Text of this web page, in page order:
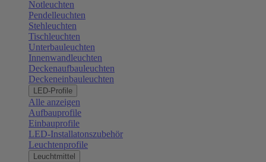
Notleuchten
Pendelleuchten
Stehleuchten
Tischleuchten
Unterbauleuchten
Innenwandleuchten
Deckenaufbauleuchten
Deckeneinbauleuchten
LED-Profile
Alle anzeigen
Aufbauprofile
Einbauprofile
LED-Installatonszubehör
Leuchtenprofile
Leuchtmittel